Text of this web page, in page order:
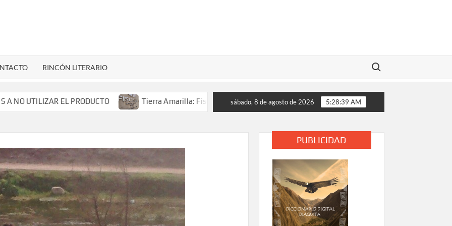
RINCÓN LITERARIO
Buscar:
UTILIZAR EL PRODUCTO Tierra Amarilla: Fiscalía investiga accidente con resultado de muerte en faena minera
sábado, 8 de agosto de 2026 5:28:39 AM
PUBLICIDAD